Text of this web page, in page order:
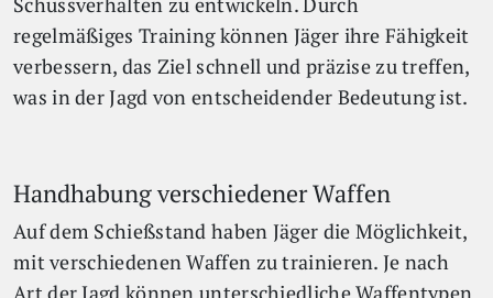
Schussverhalten zu entwickeln. Durch
regelmäßiges Training können Jäger ihre Fähigkeit
verbessern, das Ziel schnell und präzise zu treffen,
was in der Jagd von entscheidender Bedeutung ist.
Handhabung verschiedener Waffen
Auf dem Schießstand haben Jäger die Möglichkeit,
mit verschiedenen Waffen zu trainieren. Je nach